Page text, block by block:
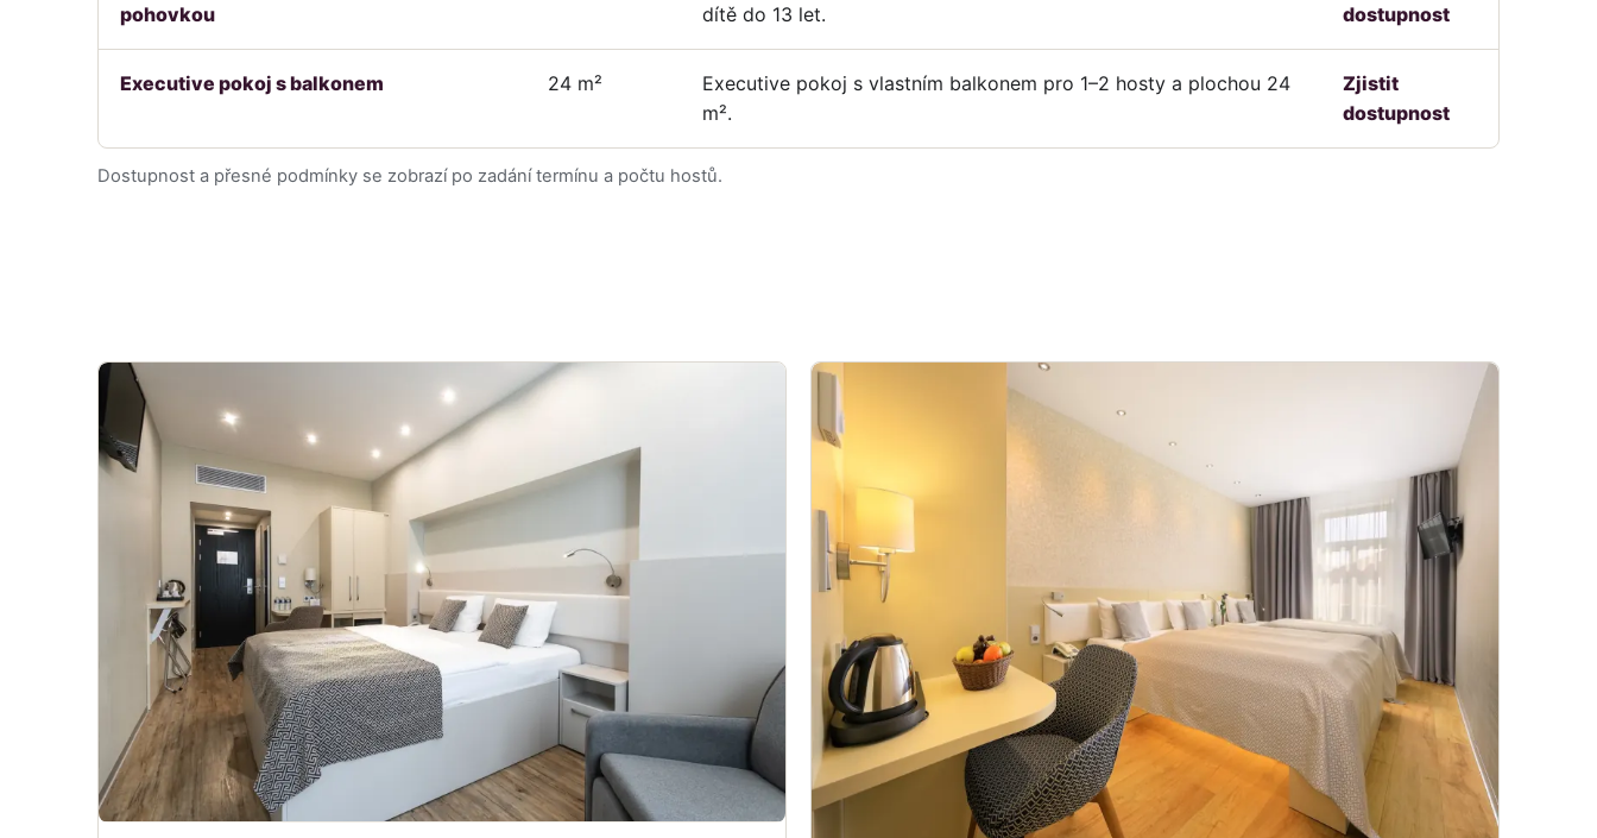
pohovkou
dítě do 13 let.
dostupnost
Executive pokoj s balkonem 24 m²
Executive pokoj s vlastním balkonem pro 1–2 hosty a plochou 24
m².
Zjistit
dostupnost
Dostupnost a přesné podmínky se zobrazí po zadání termínu a počtu hostů.